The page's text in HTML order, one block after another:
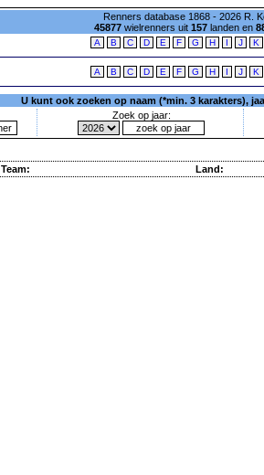
Renners database 1868 - 2026 R.
45877wielrenners uit 157landen en
A B C D E F G H I J K
A B C D E F G H I J K
U kunt ook zoeken op naam (*min. 3 karakters),
Zoek op jaar:
Team: Land: